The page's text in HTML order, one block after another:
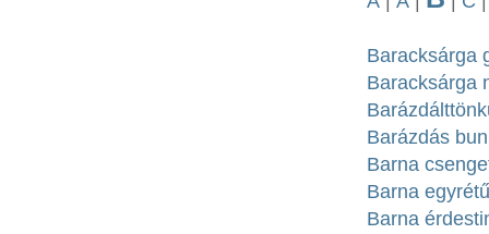
Baracksárga
Baracksárga
Barázdás
Barna
Barna
Barna